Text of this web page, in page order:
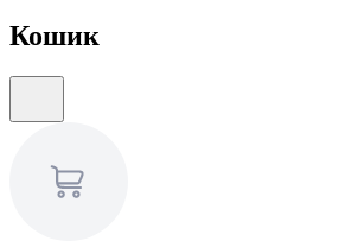
Кошик